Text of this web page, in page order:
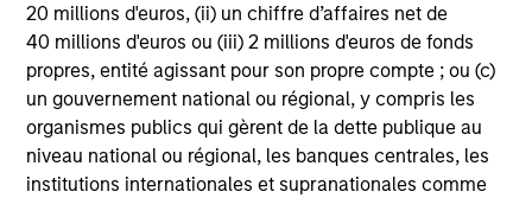
20 millions d'euros, (ii) un chiffre d’affaires net de
40 millions d'euros ou (iii) 2 millions d'euros de fonds
propres, entité agissant pour son propre compte ; ou (c)
un gouvernement national ou régional, y compris les
organismes publics qui gèrent de la dette publique au
niveau national ou régional, les banques centrales, les
institutions internationales et supranationales comme
Seek to provide liquidity in all market conditions
Portfolio Managers